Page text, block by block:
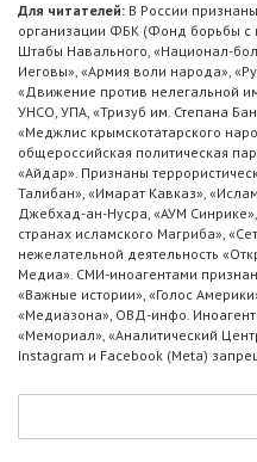
Для читателей: В России
организации ФБК (Фонд борьбы с
Штабы Навального, «Национал-
Иеговы», «Армия воли народа»,
«Движение против нелегальной
УНСО, УПА, «Тризуб им. Степана
«Меджлис крымскотатарского
общероссийская политическая
«Айдар». Признаны
Талибан», «Имарат Кавказ»,
Джебхад-ан-Нусра, «АУМ
странах исламского Магриба»,
нежелательной деятельность
Медиа». СМИ-иноагентами
«Важные истории», «Голос
«Медиазона», ОВД-инфо.
«Мемориал», «Аналитический
Instagram и Facebook (Metа)